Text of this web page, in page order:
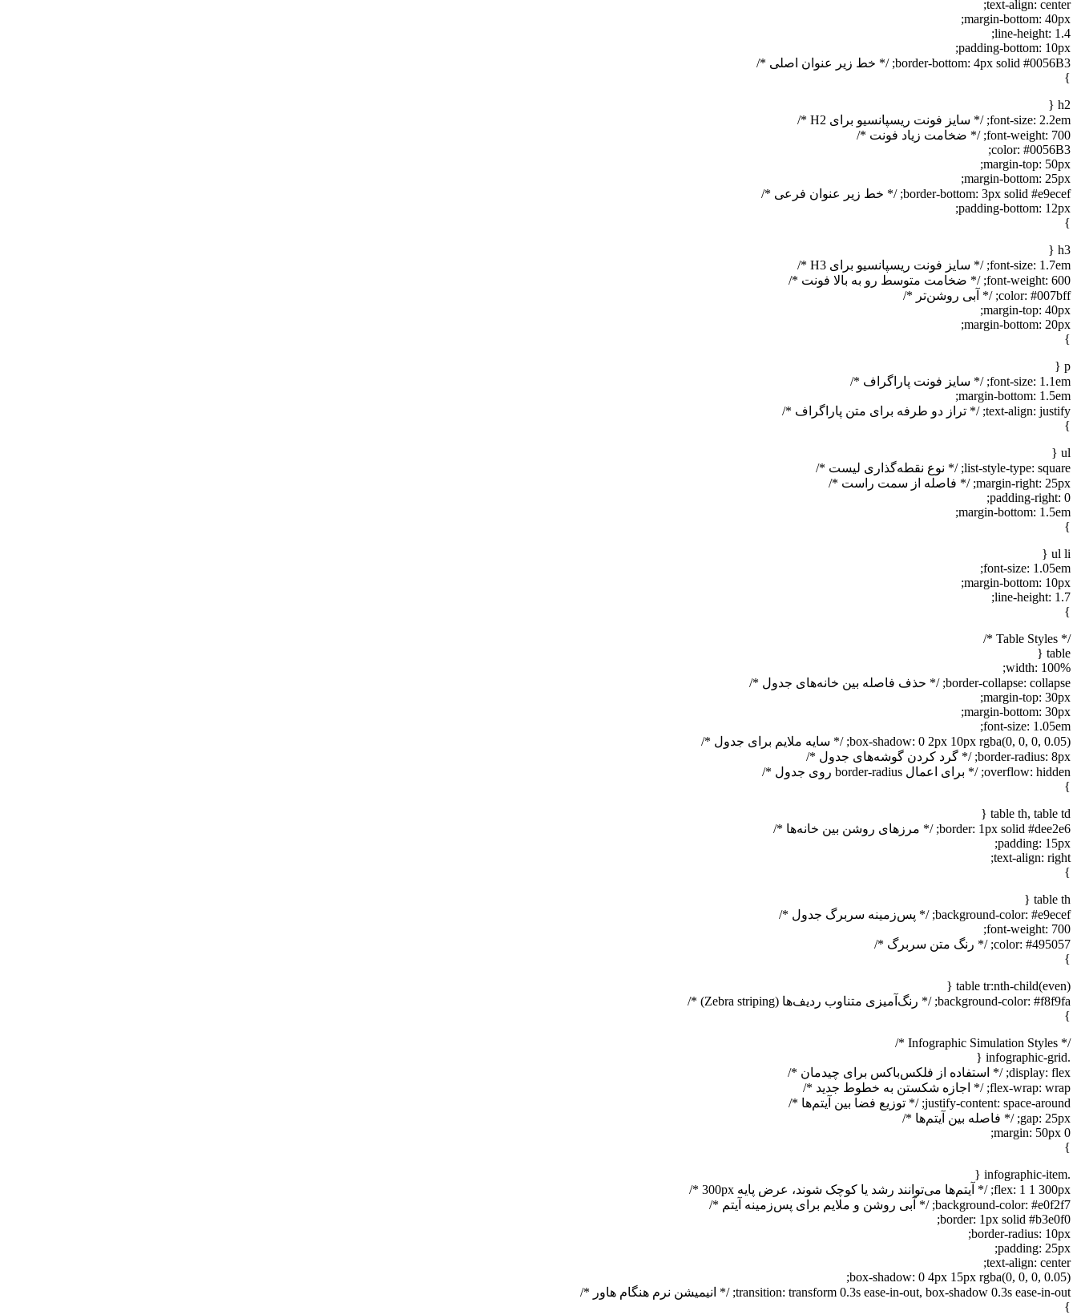
text-align: center;
margin-bottom: 40px;
line-height: 1.4;
padding-bottom: 10px;
border-bottom: 4px solid #0056B3; /* خط زیر عنوان اصلی */
}
h2 {
font-size: 2.2em; /* سایز فونت ریسپانسیو برای H2 */
font-weight: 700; /* ضخامت زیاد فونت */
color: #0056B3;
margin-top: 50px;
margin-bottom: 25px;
border-bottom: 3px solid #e9ecef; /* خط زیر عنوان فرعی */
padding-bottom: 12px;
}
h3 {
font-size: 1.7em; /* سایز فونت ریسپانسیو برای H3 */
font-weight: 600; /* ضخامت متوسط رو به بالا فونت */
color: #007bff; /* آبی روشن‌تر */
margin-top: 40px;
margin-bottom: 20px;
}
p {
font-size: 1.1em; /* سایز فونت پاراگراف */
margin-bottom: 1.5em;
text-align: justify; /* تراز دو طرفه برای متن پاراگراف */
}
ul {
list-style-type: square; /* نوع نقطه‌گذاری لیست */
margin-right: 25px; /* فاصله از سمت راست */
padding-right: 0;
margin-bottom: 1.5em;
}
ul li {
font-size: 1.05em;
margin-bottom: 10px;
line-height: 1.7;
}
/* Table Styles */
table {
width: 100%;
border-collapse: collapse; /* حذف فاصله بین خانه‌های جدول */
margin-top: 30px;
margin-bottom: 30px;
font-size: 1.05em;
box-shadow: 0 2px 10px rgba(0, 0, 0, 0.05); /* سایه ملایم برای جدول */
border-radius: 8px; /* گرد کردن گوشه‌های جدول */
overflow: hidden; /* برای اعمال border-radius روی جدول */
}
table th, table td {
border: 1px solid #dee2e6; /* مرزهای روشن بین خانه‌ها */
padding: 15px;
text-align: right;
}
table th {
background-color: #e9ecef; /* پس‌زمینه سربرگ جدول */
font-weight: 700;
color: #495057; /* رنگ متن سربرگ */
}
table tr:nth-child(even) {
background-color: #f8f9fa; /* رنگ‌آمیزی متناوب ردیف‌ها (Zebra striping) */
}
/* Infographic Simulation Styles */
.infographic-grid {
display: flex; /* استفاده از فلکس‌باکس برای چیدمان */
flex-wrap: wrap; /* اجازه شکستن به خطوط جدید */
justify-content: space-around; /* توزیع فضا بین آیتم‌ها */
gap: 25px; /* فاصله بین آیتم‌ها */
margin: 50px 0;
}
.infographic-item {
flex: 1 1 300px; /* آیتم‌ها می‌توانند رشد یا کوچک شوند، عرض پایه 300px */
background-color: #e0f2f7; /* آبی روشن و ملایم برای پس‌زمینه آیتم */
border: 1px solid #b3e0f0;
border-radius: 10px;
padding: 25px;
text-align: center;
box-shadow: 0 4px 15px rgba(0, 0, 0, 0.05);
transition: transform 0.3s ease-in-out, box-shadow 0.3s ease-in-out; /* انیمیشن نرم هنگام هاور */
}